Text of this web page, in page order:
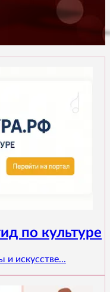
по культуре
и искусстве...